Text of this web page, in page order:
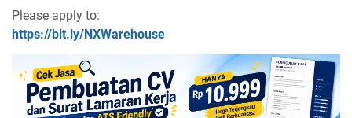
Please apply to:
https://bit.ly/NXWarehouse